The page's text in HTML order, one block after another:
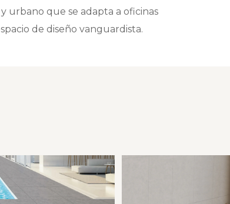
urbano que se adapta a oficinas
de diseño vanguardista.